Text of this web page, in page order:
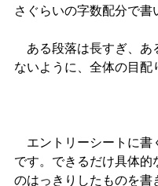
さぐらいの字数配分で書
ある段落は長すぎ、あ
ないように、全体の目
エントリーシートに書
です。できるだけ具体
のはっきりしたものを書